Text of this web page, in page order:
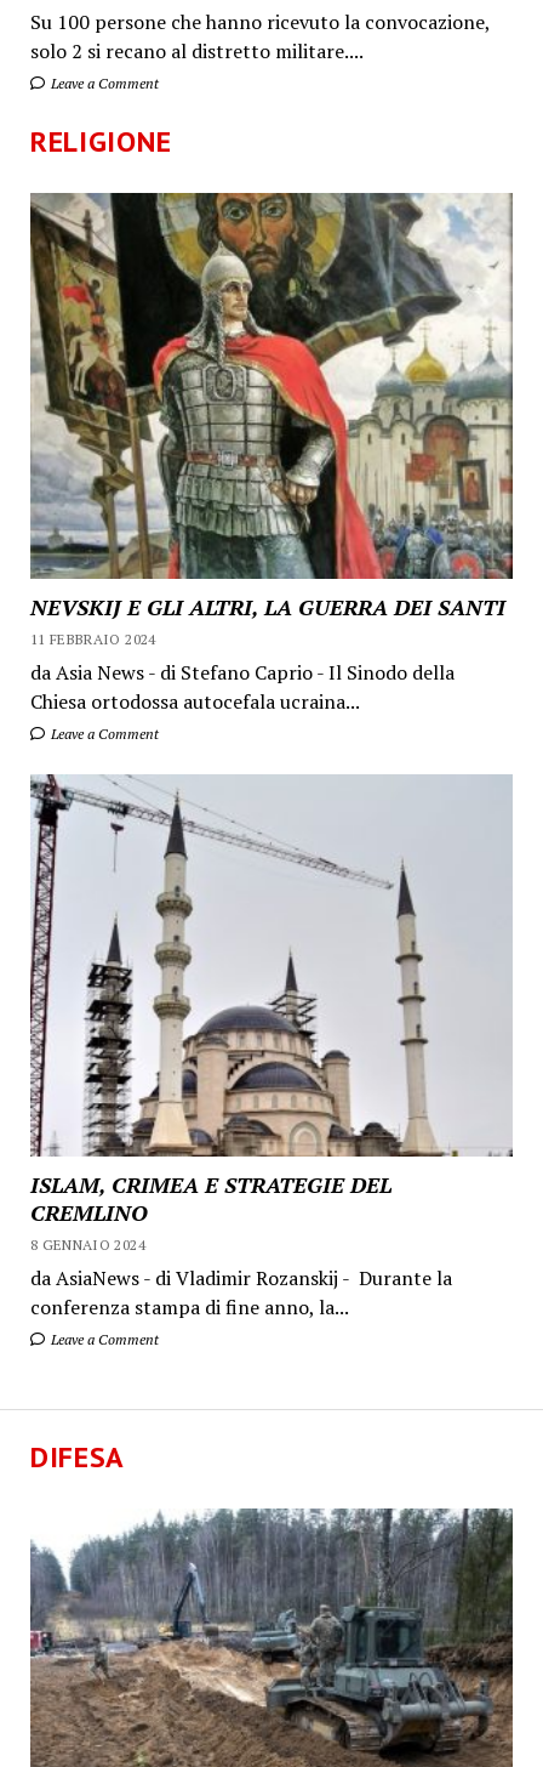
Su 100 persone che hanno ricevuto la convocazione,
solo 2 si recano al distretto militare....
Leave a Comment
RELIGIONE
NEVSKIJ E GLI ALTRI, LA GUERRA DEI SANTI
11 FEBBRAIO 2024
da Asia News - di Stefano Caprio - Il Sinodo della
Chiesa ortodossa autocefala ucraina...
Leave a Comment
ISLAM, CRIMEA E STRATEGIE DEL
CREMLINO
8 GENNAIO 2024
da AsiaNews - di Vladimir Rozanskij - Durante la
conferenza stampa di fine anno, la...
Leave a Comment
DIFESA